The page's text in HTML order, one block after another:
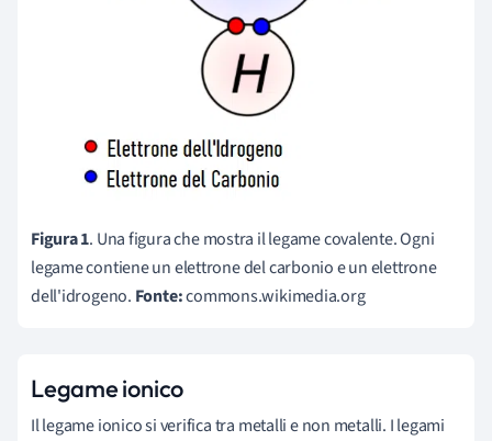
Figura 1. Una figura che mostra il legame covalente. Ogni
legame contiene un elettrone del carbonio e un elettrone
dell'idrogeno. Fonte:commons.wikimedia.org
Legame ionico
Il legame ionico si verifica tra metalli e non metalli. I legami